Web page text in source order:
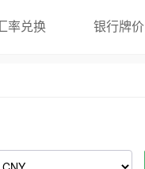
率兑换 银行牌价